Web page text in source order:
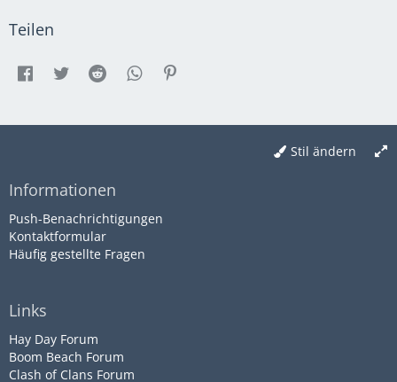
Teilen
Stil ändern
Informationen
Push-Benachrichtigungen
Kontaktformular
Häufig gestellte Fragen
Links
Hay Day Forum
Boom Beach Forum
Clash of Clans Forum